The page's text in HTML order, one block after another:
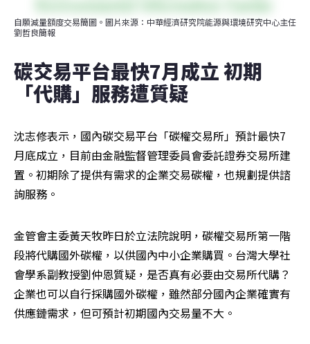
自願減量額度交易簡圖。圖片來源：中華經濟研究院能源與環境研究中心主任
劉哲良簡報
碳交易平台最快7月成立 初期
「代購」服務遭質疑
沈志修表示，國內碳交易平台「碳權交易所」預計最快7
月底成立，目前由金融監督管理委員會委託證券交易所建
置。初期除了提供有需求的企業交易碳權，也規劃提供諮
詢服務。
金管會主委黃天牧昨日於立法院說明，碳權交易所第一階
段將代購國外碳權，以供國內中小企業購買。台灣大學社
會學系副教授劉仲恩質疑，是否真有必要由交易所代購？
企業也可以自行採購國外碳權，雖然部分國內企業確實有
供應鏈需求，但可預計初期國內交易量不大。